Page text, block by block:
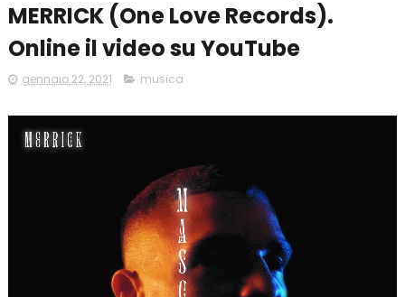
MERRICK (One Love Records).
Online il video su YouTube
gennaio 22, 2021 musica